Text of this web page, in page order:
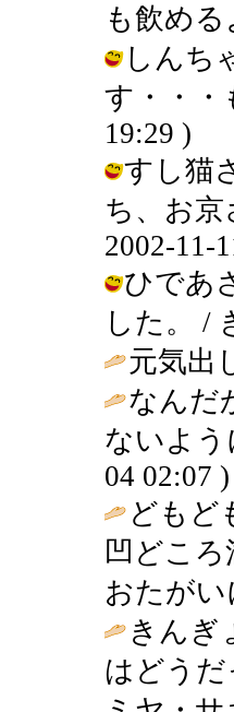
も飲め
しんち
す・・・
19:29 )
すし猫
ち、お
2002-11-
ひであ
した。 /
元気出
なんだ
ないよ
04 02:07 )
どもど
凹どこ
おたが
きんぎ
はどう